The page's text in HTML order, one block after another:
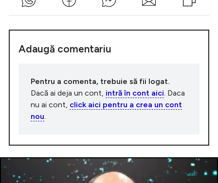
Adaugă comentariu
Pentru a comenta, trebuie să fii logat.
Dacă ai deja un cont, intră în cont aici . Daca
nu ai cont, click aici pentru a crea un cont
nou